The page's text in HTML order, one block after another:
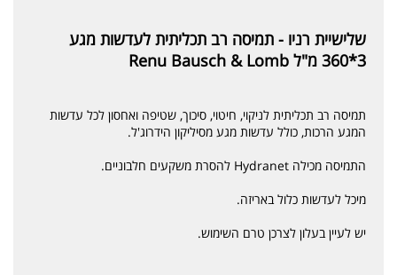
שלישיית רניו - תמיסה רב תכליתית לעדשות מגע
3*360 מ"ל Renu Bausch & Lomb
תמיסה רב תכליתית לניקוי, חיטוי, סיכוך, שטיפה ואחסון לכל עדשות
המגע הרכות, כולל עדשות מגע מסיליקון הידרוג'ל.
התמיסה מכילה Hydranet להסרת משקעים חלבוניים.
מיכל לעדשות כלול באריזה.
יש לעיין בעלון לצרכן טרם השימוש.